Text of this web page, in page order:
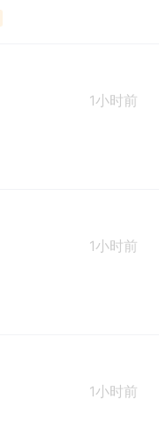
1小时前
1小时前
1小时前